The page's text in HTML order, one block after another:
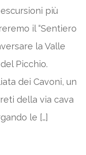
più
il “Sentiero
la Valle
Picchio.
dei Cavoni, un
della via cava
le […]